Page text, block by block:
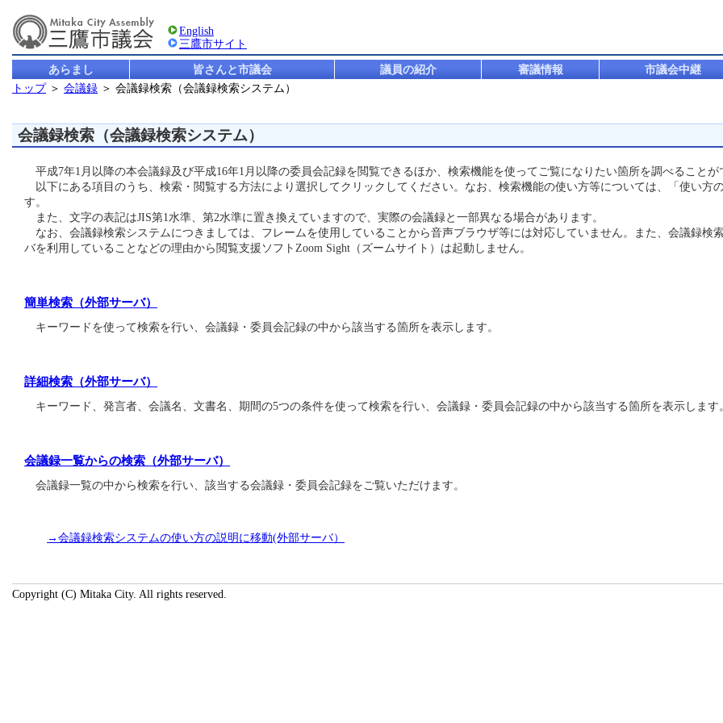
English
三鷹市サイト
あらまし 皆さんと市議会 議員の紹介 審議情報 市議会中継
トップ＞ 会議録 ＞ 会議録検索（会議録検索システム）
会議録検索（会議録検索システム）
平成7年1月以降の本会議録及び平成16年1月以降の委員会記録を閲覧できるほか、検索機能を使ってご覧になりたい箇所を調べることが
以下にある項目のうち、検索・閲覧する方法により選択してクリックしてください。なお、検索機能の使い方等については、「使い方
す。
また、文字の表記はJIS第1水準、第2水準に置き換えていますので、実際の会議録と一部異なる場合があります。
なお、会議録検索システムにつきましては、フレームを使用していることから音声ブラウザ等には対応していません。また、会議録検
バを利用していることなどの理由から閲覧支援ソフトZoom Sight（ズームサイト）は起動しません。
簡単検索（外部サーバ）
キーワードを使って検索を行い、会議録・委員会記録の中から該当する箇所を表示します。
詳細検索（外部サーバ）
キーワード、発言者、会議名、文書名、期間の5つの条件を使って検索を行い、会議録・委員会記録の中から該当する箇所を表示します
会議録一覧からの検索（外部サーバ）
会議録一覧の中から検索を行い、該当する会議録・委員会記録をご覧いただけます。
→会議録検索システムの使い方の説明に移動(外部サーバ）
Copyright (C) Mitaka City. All rights reserved.